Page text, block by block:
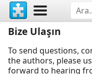
Bize Ulaşın
To send questions,
the authors, please
forward to hearing